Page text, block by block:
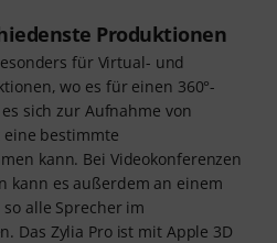
Produktionen
für Virtual- und
wo es für einen 360°-
sich zur Aufnahme von
eine bestimmte
kann. Bei Videokonferenzen
kann es außerdem an einem
alle Sprecher im
Das Zylia Pro ist mit Apple 3D